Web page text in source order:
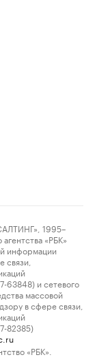
1995–
«РБК»
информации
связи,
63848) и сетевого
массовой
в сфере связи,
82385)
«РБК».